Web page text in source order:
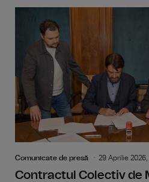
Comunicate de presă 29 Aprilie 2026,
Contractul Colectiv de